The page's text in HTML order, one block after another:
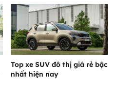
Top xe SUV đô thị giá rẻ bậc
nhất hiện nay